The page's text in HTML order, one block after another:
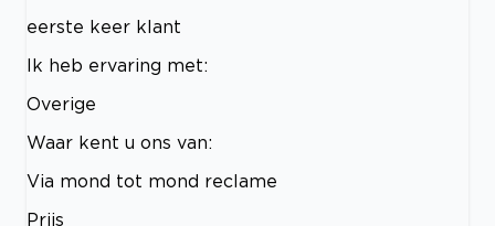
eerste keer klant
Ik heb ervaring met:
Overige
Waar kent u ons van:
Via mond tot mond reclame
Prijs